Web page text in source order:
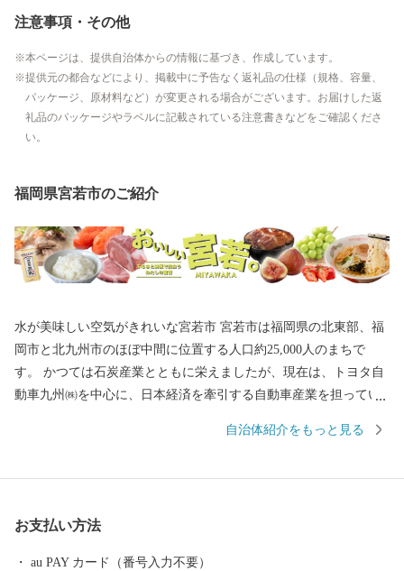
注意事項・その他
本ページは、提供自治体からの情報に基づき、作成しています。
提供元の都合などにより、掲載中に予告なく返礼品の仕様（規格、容量、
パッケージ、原材料など）が変更される場合がございます。お届けした返
礼品のパッケージやラベルに記載されている注意書きなどをご確認くださ
い。
福岡県宮若市のご紹介
水が美味しい空気がきれいな宮若市 宮若市は福岡県の北東部、福
岡市と北九州市のほぼ中間に位置する人口約25,000人のまちで
す。 かつては石炭産業とともに栄えましたが、現在は、トヨタ自
動車九州㈱を中心に、日本経済を牽引する自動車産業を担ってい
パニーが参入し、産地産直レストラン「グロッサリア」をはじめ
然あふれる景観や、歴史、文化もしっかりと継承されています。
国指定史跡である竹原古墳は、装飾古墳として状態もよく、どな
自治体紹介をもっと見る
お支払い方法
au PAY カード（番号入力不要）